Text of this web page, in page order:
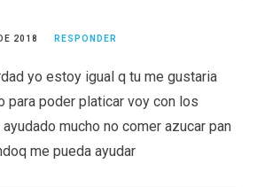
2018 RESPONDER
yo estoy igual q tu me gustaria
para poder platicar voy con los
mucho no comer azucar pan
me pueda ayudar